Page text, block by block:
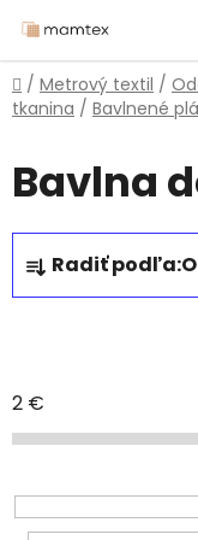
na
obsah
Domov
/ Metrový textil /
tkanina / Bavlnené
Bavlna
R
a
d
i
e
r
o
Radiť podľa:
2 €